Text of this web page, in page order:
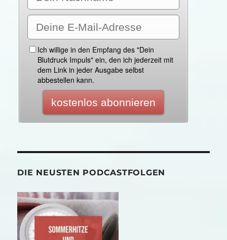
DIE NEUSTEN PODCASTFOLGEN